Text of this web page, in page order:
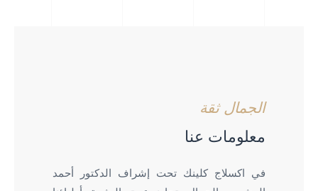
الجمال ثقة
معلومات عنا
في اكسلاج كلينك تحت إشراف الدكتور أحمد